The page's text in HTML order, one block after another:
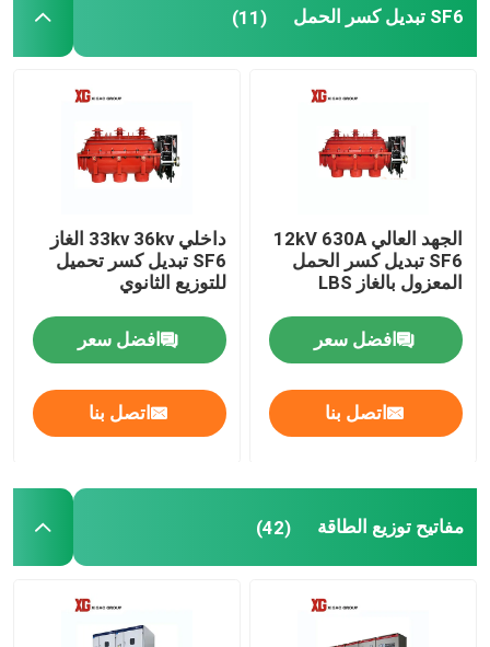
مانع اندفاع أكسيد الزنك
تسقط الصمامات
محولات الطاقة من النوع الجاف
المحولات الفرعية المدمجة
SF6 تبديل كسر الحمل (11)
الجهد العالي 12kV 630A
SF6 تبديل كسر الحمل
المعزول بالغاز LBS
افضل سعر
اتصل بنا
داخلي 33kv 36kv الغاز
SF6 تبديل كسر تحميل
للتوزيع الثانوي
افضل سعر
اتصل بنا
مفاتيح توزيع الطاقة (42)